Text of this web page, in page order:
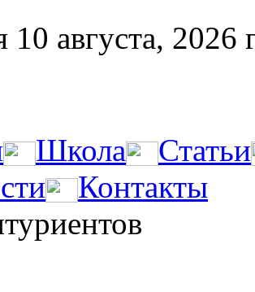
10 августа,
Школа
Статьи
Контакты